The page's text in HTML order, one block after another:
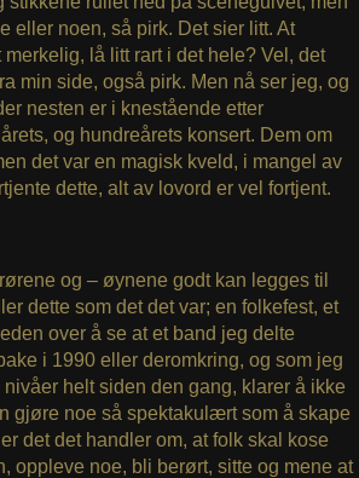
eller noen, så pirk. Det sier litt. At
lå litt rart i det hele? Vel, det
min side, også pirk. Men nå ser jeg, og
nesten er i knestående etter
og hundreårets konsert. Dem om
det var en magisk kveld, i mangel av
dette, alt av lovord er vel fortjent.
og – øynene godt kan legges til
dette som det det var; en folkefest, et
over å se at et band jeg delte
i 1990 eller deromkring, og som jeg
helt siden den gang, klarer å ikke
gjøre noe så spektakulært som å skape
det det handler om, at folk skal kose
oppleve noe, bli berørt, sitte og mene at